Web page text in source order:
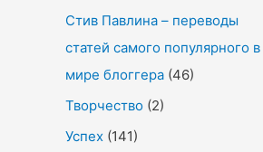
Стив Павлина – переводы
статей самого популярного в
мире блоггера (46)
Творчество (2)
Успех (141)